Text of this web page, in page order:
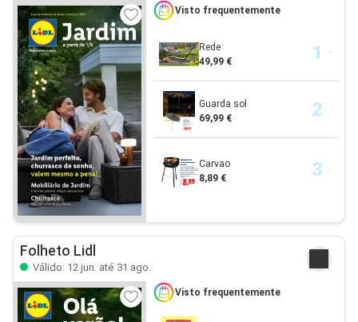
Visto frequentemente
Rede
49,99 €
Guarda sol
69,99 €
Carvao
8,89 €
Folheto Lidl
Válido: 12 jun. até 31 ago.
Visto frequentemente